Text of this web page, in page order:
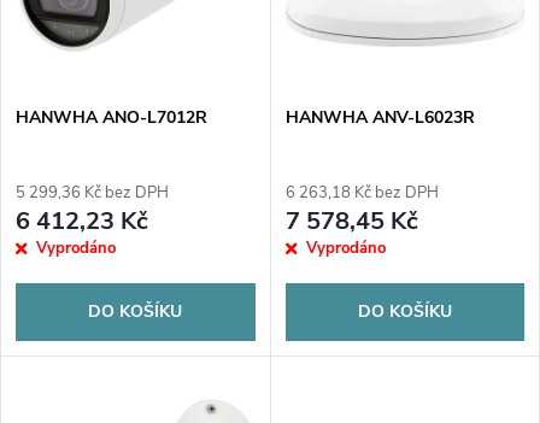
n
p
r
o
u
s
r
o
d
HANWHA ANO-L7012R
5 299,36 Kč bez DPH
6 412,23 Kč
Vyprodáno
DO KOŠÍKU
HANWHA ANV-L6023R
6 263,18 Kč bez DPH
7 578,45 Kč
Vyprodáno
DO KOŠÍKU